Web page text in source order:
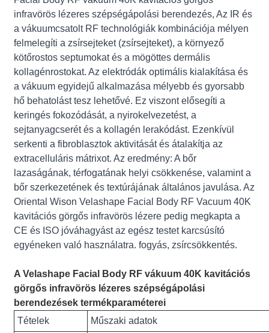
infravörös lézeres szépségápolási berendezés, Az IR és
a vákuumcsatolt RF technológiák kombinációja mélyen
felmelegíti a zsírsejteket (zsírsejteket), a környező
kötőrostos septumokat és a mögöttes dermális
kollagénrostokat. Az elektródák optimális kialakítása és
a vákuum egyidejű alkalmazása mélyebb és gyorsabb
hő behatolást tesz lehetővé. Ez viszont elősegíti a
keringés fokozódását, a nyirokelvezetést, a
sejtanyagcserét és a kollagén lerakódást. Ezenkívül
serkenti a fibroblasztok aktivitását és átalakítja az
extracelluláris mátrixot. Az eredmény: A bőr
lazaságának, térfogatának helyi csökkenése, valamint a
bőr szerkezetének és textúrájának általános javulása. Az
Oriental Wison Velashape Facial Body RF Vacuum 40K
kavitációs görgős infravörös lézere pedig megkapta a
CE és ISO jóváhagyást az egész testet karcsúsító
egyéneken való használatra. fogyás, zsírcsökkentés.
A Velashape Facial Body RF vákuum 40K kavitációs
görgős infravörös lézeres szépségápolási
berendezések termékparaméterei
Tételek
Műszaki adatok